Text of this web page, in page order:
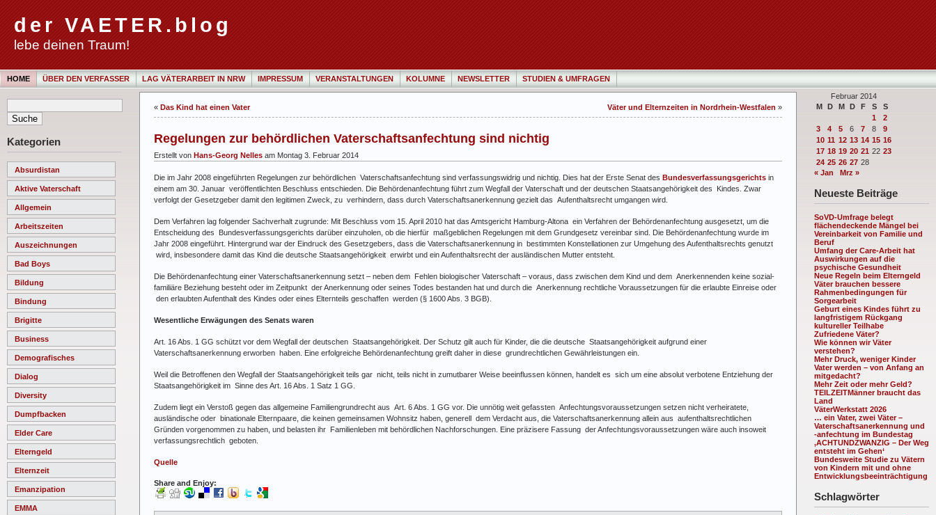
der VAETER.blog
lebe deinen Traum!
HOME ÜBER DEN VERFASSER LAG VÄTERARBEIT IN NRW IMPRESSUM VERANSTALTUNGEN KOLUMNE NEWSLETTER STUDIEN & UMFRAGEN
Kategorien
Absurdistan
Aktive Vaterschaft
Allgemein
Arbeitszeiten
Auszeichnungen
Bad Boys
Bildung
Bindung
Brigitte
Business
Demografisches
Dialog
Diversity
Dumpfbacken
Elder Care
Elterngeld
Elternzeit
Emanzipation
EMMA
Februar 2014
M D M D F S
S
1
2
3
4 5 6 7 8
9
10 11 12 13 14 15 16
17 18 19 20 21 22 23
24 25 26 27 28
« Jan
Mrz »
Neueste Beiträge
SoVD-Umfrage belegt
flächendeckende Mängel bei
Vereinbarkeit von Familie und
Beruf
Umfang der Care-Arbeit hat
Auswirkungen auf die
psychische Gesundheit
Neue Regeln beim Elterngeld
Väter brauchen bessere
Rahmenbedingungen für
Sorgearbeit
Geburt eines Kindes führt zu
langfristigem Rückgang
kultureller Teilhabe
Zufriedene Väter?
Wie können wir Väter
verstehen?
Mehr Druck, weniger Kinder
Vater werden – von Anfang an
mitgedacht?
Mehr Zeit oder mehr Geld?
TEILZEITMänner braucht das
Land
VäterWerkstatt 2026
… ein Vater, zwei Väter –
Vaterschaftsanerkennung und
-anfechtung im Bundestag
‚ACHTUNDZWANZIG – Der Weg
entsteht im Gehen‘
Bundesweite Studie zu Vätern
von Kindern mit und ohne
Entwicklungsbeeinträchtigung
Schlagwörter
« Das Kind hat einen Vater Väter und Elternzeiten in Nordrhein-Westfalen »
Regelungen zur behördlichen Vaterschaftsanfechtung sind nichtig
Erstellt von Hans-Georg Nelles am Montag 3. Februar 2014
Die im Jahr 2008 eingeführten Regelungen zur behördlichen Vaterschaftsanfechtung sind verfassungswidrig und nichtig. Dies hat der Erste Senat des Bundesverfassungsgerichts in
einem am 30. Januar veröffentlichten Beschluss entschieden. Die Behördenanfechtung führt zum Wegfall der Vaterschaft und der deutschen Staatsangehörigkeit des Kindes. Zwar
verfolgt der Gesetzgeber damit den legitimen Zweck, zu verhindern, dass durch Vaterschaftsanerkennung gezielt das Aufenthaltsrecht umgangen wird.
Dem Verfahren lag folgender Sachverhalt zugrunde: Mit Beschluss vom 15. April 2010 hat das Amtsgericht Hamburg-Altona ein Verfahren der Behördenanfechtung ausgesetzt, um die
Entscheidung des Bundesverfassungsgerichts darüber einzuholen, ob die hierfür maßgeblichen Regelungen mit dem Grundgesetz vereinbar sind. Die Behördenanfechtung wurde im
Jahr 2008 eingeführt. Hintergrund war der Eindruck des Gesetzgebers, dass die Vaterschaftsanerkennung in bestimmten Konstellationen zur Umgehung des Aufenthaltsrechts genutzt
wird, insbesondere damit das Kind die deutsche Staatsangehörigkeit erwirbt und ein Aufenthaltsrecht der ausländischen Mutter entsteht.
Die Behördenanfechtung einer Vaterschaftsanerkennung setzt – neben dem Fehlen biologischer Vaterschaft – voraus, dass zwischen dem Kind und dem Anerkennenden keine sozial-
familiäre Beziehung besteht oder im Zeitpunkt der Anerkennung oder seines Todes bestanden hat und durch die Anerkennung rechtliche Voraussetzungen für die erlaubte Einreise oder
den erlaubten Aufenthalt des Kindes oder eines Elternteils geschaffen werden (§ 1600 Abs. 3 BGB).
Wesentliche Erwägungen des Senats waren
Art. 16 Abs. 1 GG schützt vor dem Wegfall der deutschen Staatsangehörigkeit. Der Schutz gilt auch für Kinder, die die deutsche Staatsangehörigkeit aufgrund einer
Vaterschaftsanerkennung erworben haben. Eine erfolgreiche Behördenanfechtung greift daher in diese grundrechtlichen Gewährleistungen ein.
Weil die Betroffenen den Wegfall der Staatsangehörigkeit teils gar nicht, teils nicht in zumutbarer Weise beeinflussen können, handelt es sich um eine absolut verbotene Entziehung der
Staatsangehörigkeit im Sinne des Art. 16 Abs. 1 Satz 1 GG.
Zudem liegt ein Verstoß gegen das allgemeine Familiengrundrecht aus Art. 6 Abs. 1 GG vor. Die unnötig weit gefassten Anfechtungsvoraussetzungen setzen nicht verheiratete,
ausländische oder binationale Elternpaare, die keinen gemeinsamen Wohnsitz haben, generell dem Verdacht aus, die Vaterschaftsanerkennung allein aus aufenthaltsrechtlichen
Gründen vorgenommen zu haben, und belasten ihr Familienleben mit behördlichen Nachforschungen. Eine präzisere Fassung der Anfechtungsvoraussetzungen wäre auch insoweit
verfassungsrechtlich geboten.
Quelle
Share and Enjoy: